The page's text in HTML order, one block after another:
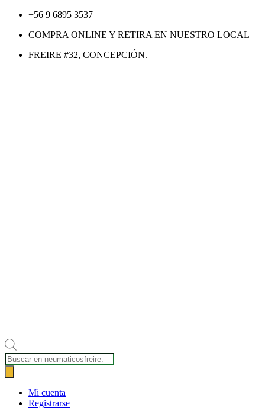
contenido
+56 9 6895 3537
COMPRA ONLINE Y RETIRA EN NUESTRO LOCAL
FREIRE #32, CONCEPCIÓN.
Búsqueda
de
productos
Mi cuenta
Registrarse